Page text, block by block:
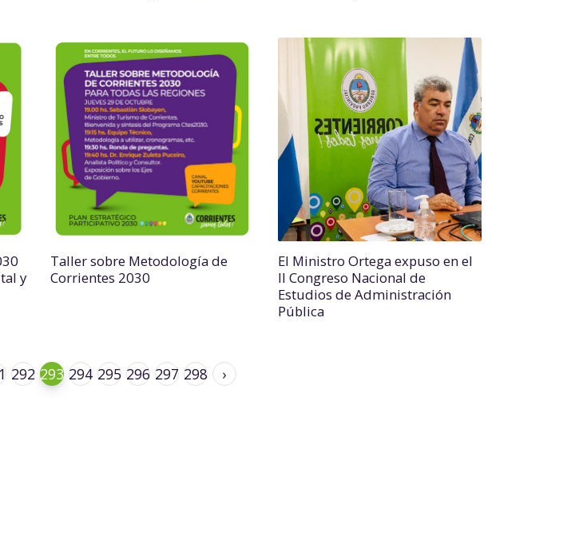
y
Taller sobre Metodología de
Corrientes 2030
El Ministro Ortega expuso en el
II Congreso Nacional de
Estudios de Administración
Pública
292 293 294 295 296 297 298 ›